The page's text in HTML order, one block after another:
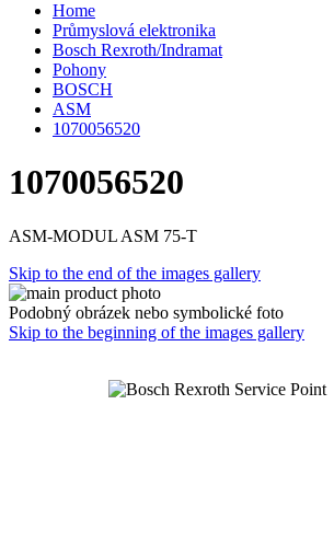
Home
Průmyslová elektronika
Bosch Rexroth/Indramat
Pohony
BOSCH
ASM
1070056520
1070056520
ASM-MODUL ASM 75-T
Skip to the end of the images gallery
Podobný obrázek nebo symbolické foto
Skip to the beginning of the images gallery